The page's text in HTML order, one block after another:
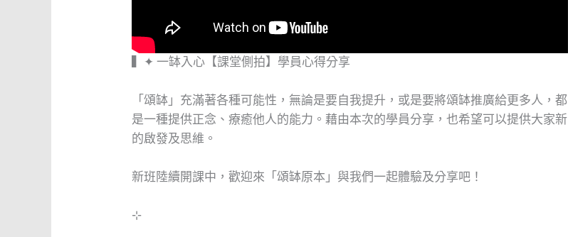
▍✦ 一缽入心【課堂側拍】學員心得分享
「頌缽」充滿著各種可能性，無論是要自我提升，或是要將頌缽推廣給更多人，都
是一種提供正念、療癒他人的能力。藉由本次的學員分享，也希望可以提供大家新
的啟發及思維。
新班陸續開課中，歡迎來「頌缽原本」與我們一起體驗及分享吧！
⊹